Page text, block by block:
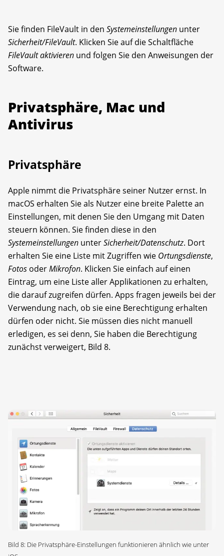
Sie finden FileVault in den Systemeinstellungen unter
Sicherheit/FileVault. Klicken Sie auf die Schaltfläche
FileVault aktivieren und folgen Sie den Anweisungen der
Software.
Privatsphäre, Mac und
Antivirus
Privatsphäre
Apple nimmt die Privatsphäre seiner Nutzer ernst. In
macOS erhalten Sie als Nutzer eine breite Palette an
Einstellungen, mit denen Sie den Umgang mit Daten
steuern können. Sie finden diese in den
Systemeinstellungen unterSicherheit/Datenschutz. Dort
erhalten Sie eine Liste mit Zugriffen wie Ortungsdienste,
Fotos oderMikrofon. Klicken Sie einfach auf einen
Eintrag, um eine Liste aller Applikationen zu erhalten,
die da­rauf zugreifen dürfen. Apps fragen jeweils bei der
Verwendung nach, ob sie eine Berechtigung erhalten
dürfen oder nicht. Sie müssen dies nicht manuell
erledigen, es sei denn, Sie haben die Berechtigung
zunächst verweigert, Bild 8.
Bild 8: Die Privatsphäre-Einstellungen funktionieren ähnlich wie unter